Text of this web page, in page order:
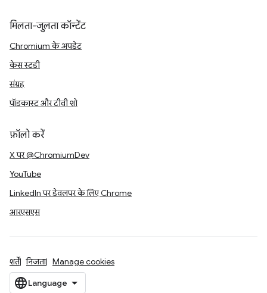
मिलता-जुलता कॉन्टेंट
Chromium के अपडेट
केस स्टडी
संग्रह
पॉडकास्ट और टीवी शो
फ़ॉलो करें
X पर @ChromiumDev
YouTube
LinkedIn पर डेवलपर के लिए Chrome
आरएसएस
शर्तें निजता Manage cookies